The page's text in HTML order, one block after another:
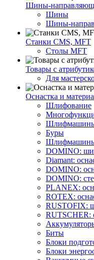
Шины-
Шины
Шины-
Станки CMS, MFT
Столы MFT
Товары с
Для
Оснастка и
Шлифование
Шлифмашины
Буры
Шлифмашины
DOMINO:
Diamant:
DOMINO:
DOMINO:
PLANEX:
ROTEX:
RUSTOFIX:
RUTSCHER:
Биты
Блоки
Блоки